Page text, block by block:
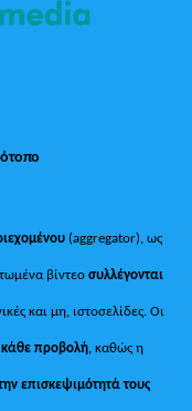
(aggregator), ως
βίντεοσυλλέγονται
και μη, ιστοσελίδες. Οι
προβολή, καθώς η
επισκεψιμότητά τους